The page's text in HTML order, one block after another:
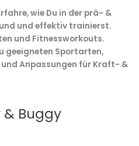
wie Du in der prä- &
und effektiv trainierst.
und Fitnessworkouts.
geeigneten Sportarten,
Anpassungen für Kraft- &
Buggy